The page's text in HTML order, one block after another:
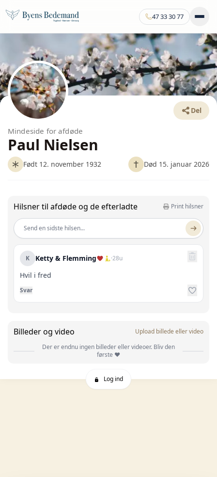
47 33 30 77
Del
Mindeside for afdøde
Paul Nielsen
Født 12. november 1932 Død 15. januar 2026
Hilsner til afdøde og de efterladte Print hilsner
Send en sidste hilsen...
K Ketty & Flemming ·28u
Hvil i fred
Svar
Billeder og video
Upload billede eller video
Der er endnu ingen billeder eller videoer. Bliv den
første ❤️
Log ind